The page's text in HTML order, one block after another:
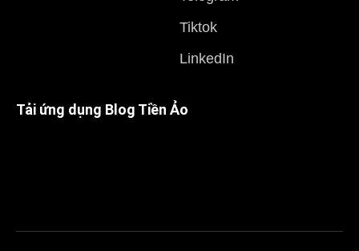
Tiktok
LinkedIn
Tải ứng dụng Blog Tiền Ảo